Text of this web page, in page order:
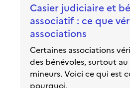
Casier judiciaire et
associatif : ce que
associations
Certaines associations
des bénévoles, surtout
mineurs. Voici ce qui est
pourquoi.